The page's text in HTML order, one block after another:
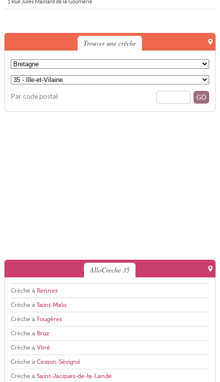
1 Rue Jules Maillard de la Gournerie
Trouver une crèche
Par code postal
AlloCreche 35
Crèche à Rennes
Crèche à Saint-Malo
Crèche à Fougères
Crèche à Bruz
Crèche à Vitré
Crèche à Cesson-Sévigné
Crèche à Saint-Jacques-de-la-Lande